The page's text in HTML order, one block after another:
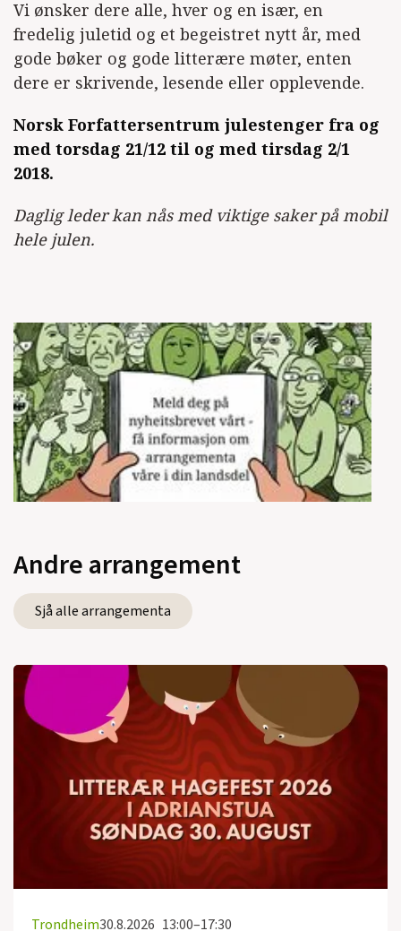
Vi ønsker dere alle, hver og en især, en
fredelig juletid og et begeistret nytt år, med
gode bøker og gode litterære møter, enten
dere er skrivende, lesende eller opplevende.
Norsk Forfattersentrum julestenger fra og
med torsdag 21/12 til og med tirsdag 2/1
2018.
Daglig leder kan nås med viktige saker på mobil
hele julen.
Andre arrangement
Sjå alle arrangementa
Trondheim30.8.2026 13:00–17:30